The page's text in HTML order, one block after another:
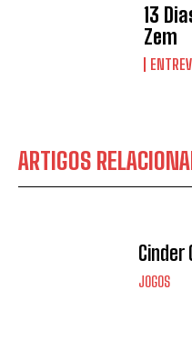
13
Zem
ARTIGOS
JOGOS